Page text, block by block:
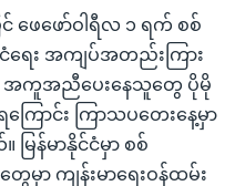
ေဖော်ဝါရီလ ၁ ရက် စစ်
ေး အကျပ်အတည်းကြား
ာမှု အကူအညီပေးနေသူတွေ ပိုမို
ောင်း ကြာသပတေးနေ့မှာ
ြန်မာနိုင်ငံမှာ စစ်
မှာ ကျန်းမာရေးဝန်ထမ်း